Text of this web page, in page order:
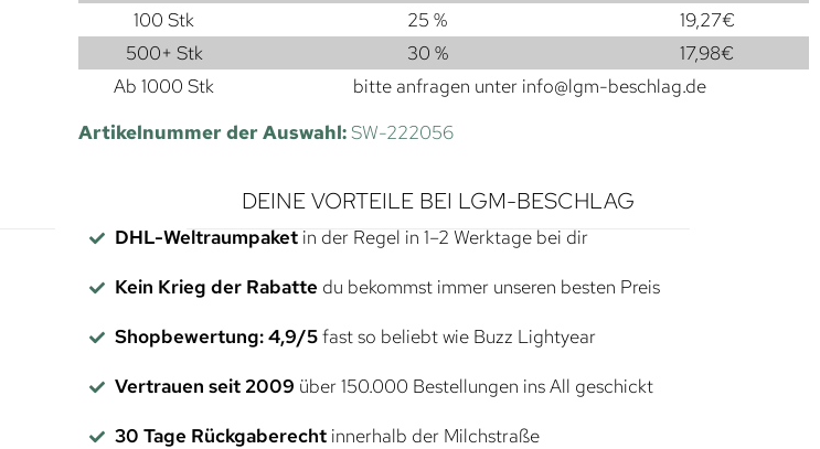
100 Stk
25 % 19,27€
500+ Stk
30 % 17,98€
Ab 1000 Stk
bitte anfragen unter info@lgm-beschlag.de
Artikelnummer der Auswahl:SW-222056
DEINE VORTEILE BEI LGM-BESCHLAG
DHL-Weltraumpaketin der Regel in 1–2 Werktage bei dir
Kein Krieg der Rabatte du bekommst immer unseren besten Preis
Shopbewertung: 4,9/5fast so beliebt wie Buzz Lightyear
Vertrauen seit 2009 über 150.000 Bestellungen ins All geschickt
30 Tage Rückgaberechtinnerhalb der Milchstraße